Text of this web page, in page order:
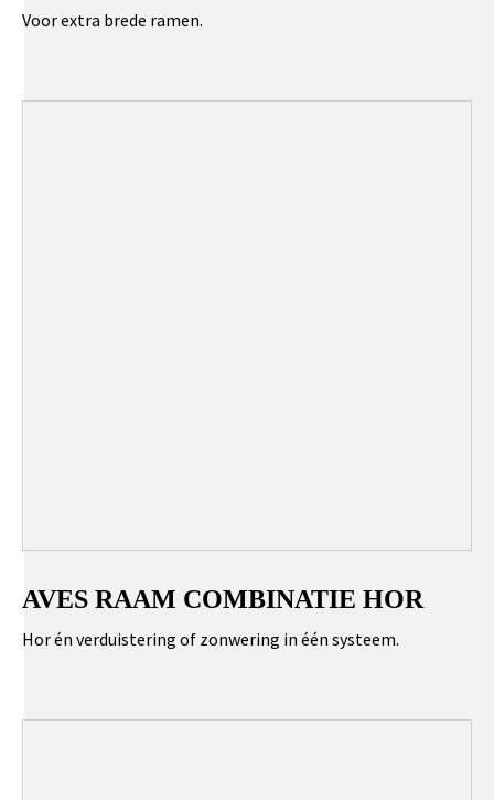
Voor extra brede ramen.
AVES RAAM COMBINATIE HOR
Hor én verduistering of zonwering in één systeem.